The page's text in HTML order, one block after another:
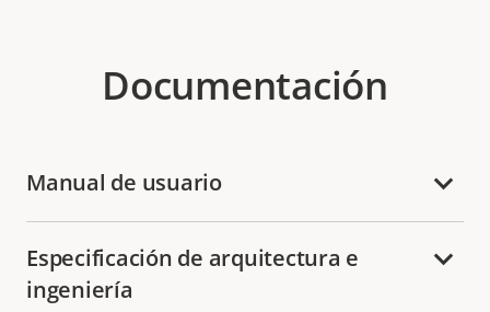
Documentación
Manual de usuario
Especificación de arquitectura e
ingeniería